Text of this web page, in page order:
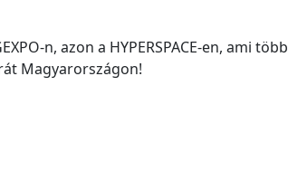
n, azon a HYPERSPACE-en, ami több
Magyarországon!